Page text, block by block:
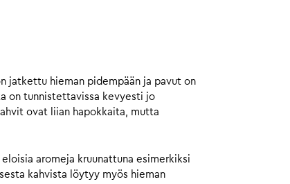
jatkettu hieman pidempään ja pavut on
on tunnistettavissa kevyesti jo
ovat liian hapokkaita, mutta
aromeja kruunattuna esimerkiksi
kahvista löytyy myös hieman